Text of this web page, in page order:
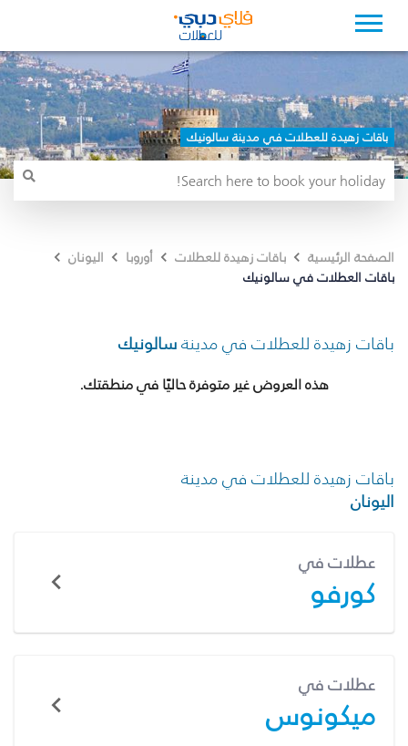
باقات زهيدة للعطلات في مدينة سالونيك
الصفحة الرئيسية باقات زهيدة للعطلات أوروبا
اليونان
باقات العطلات في سالونيك
باقات زهيدة للعطلات في مدينةسالونيك
هذه العروض غير متوفرة حاليًا في منطقتك.
باقات زهيدة للعطلات في مدينة
اليونان
عطلات في
كورفو
عطلات في
ميكونوس